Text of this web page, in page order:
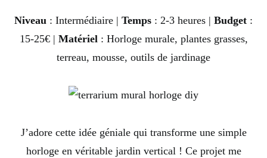
Niveau : Intermédiaire | Temps : 2-3 heures | Budget :
15-25€ | Matériel: Horloge murale, plantes grasses,
terreau, mousse, outils de jardinage
J’adore cette idée géniale qui transforme une simple
horloge en véritable jardin vertical ! Ce projet me